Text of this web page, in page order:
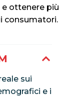
ottenere più
consumatori.
sui
e i